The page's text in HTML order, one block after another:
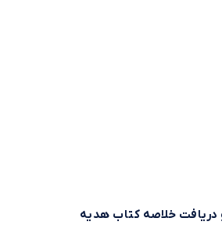
دریافت خلاصه کتاب هدیه